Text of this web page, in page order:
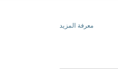
معرفة المزيد